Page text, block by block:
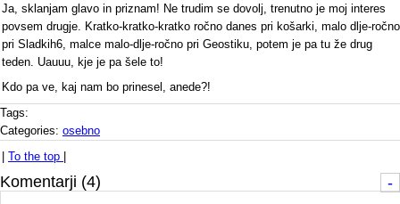
Ja, sklanjam glavo in priznam! Ne trudim se dovolj, trenutno je moj interes
povsem drugje. Kratko-kratko-kratko ročno danes pri košarki, malo dlje-ročno
pri Sladkih6, malce malo-dlje-ročno pri Geostiku, potem je pa tu že drug
teden. Uauuu, kje je pa šele to!
Kdo pa ve, kaj nam bo prinesel, anede?!
Tags:
Categories: osebno
To the top
Komentarji (4) -